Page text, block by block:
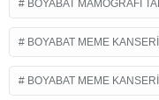
BOYABAT MAMOGRAFI
BOYABAT MEME
BOYABAT MEME